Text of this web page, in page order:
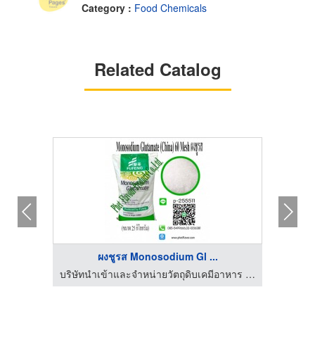
Category : Food Chemicals
Related Catalog
ผงชูรส Monosodium Gl ...
บริษัทนำเข้าและจำหน่ายวัตถุดิบเคมีอาหาร - เพชร เฟลเวอร์